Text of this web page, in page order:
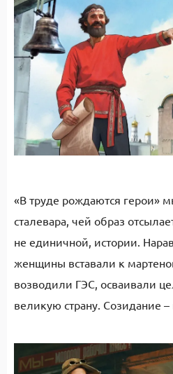
«В труде рождаются
сталевара, чей образ
не единичной, истории.
женщины вставали к
возводили ГЭС, осваивали
великую страну. Созидание –